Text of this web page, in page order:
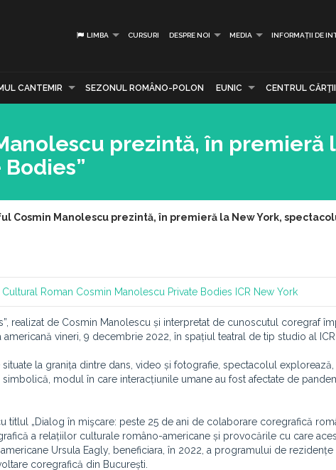
LIMBA CURSURI DESPRE NOI MEDIA INFORMAȚII DE
CANTEMIR SEZONUL ROMÂNO-POLON EUNIC CENTRUL CĂRŢII
prezintă, în premieră
Cosmin Manolescu prezintă, în premieră la New York,
Cultural Roman Cosmin Manolescu Private Bodies ICR New York
realizat de Cosmin Manolescu și interpretat de cunoscutul coregraf
vineri, 9 decembrie 2022, în spațiul teatral de tip studio al ICR
la granița dintre dans, video și fotografie, spectacolul explorează,
modul în care interacțiunile umane au fost afectate de
titlul „Dialog în mişcare: peste 25 de ani de colaborare coregrafică
a relațiilor culturale româno-americane și provocările cu care
Ursula Eagly, beneficiara, în 2022, a programului de rezidențe
coregrafică din București.